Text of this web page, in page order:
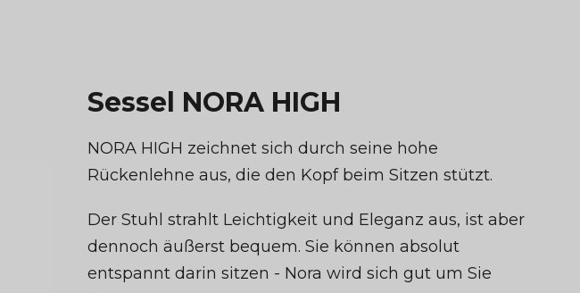
Sessel NORA HIGH
NORA HIGH zeichnet sich durch seine hohe
Rückenlehne aus, die den Kopf beim Sitzen stützt.
Der Stuhl strahlt Leichtigkeit und Eleganz aus, ist aber
dennoch äußerst bequem. Sie können absolut
entspannt darin sitzen - Nora wird sich gut um Sie